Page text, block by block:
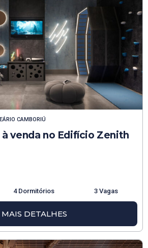
CAMBORIÚ
venda no Edifício Zenith
4 Dormitórios 3 Vagas
MAIS DETALHES